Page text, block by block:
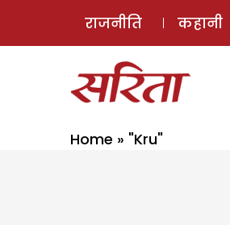
राजनीति कहानी
Home » "Kru"